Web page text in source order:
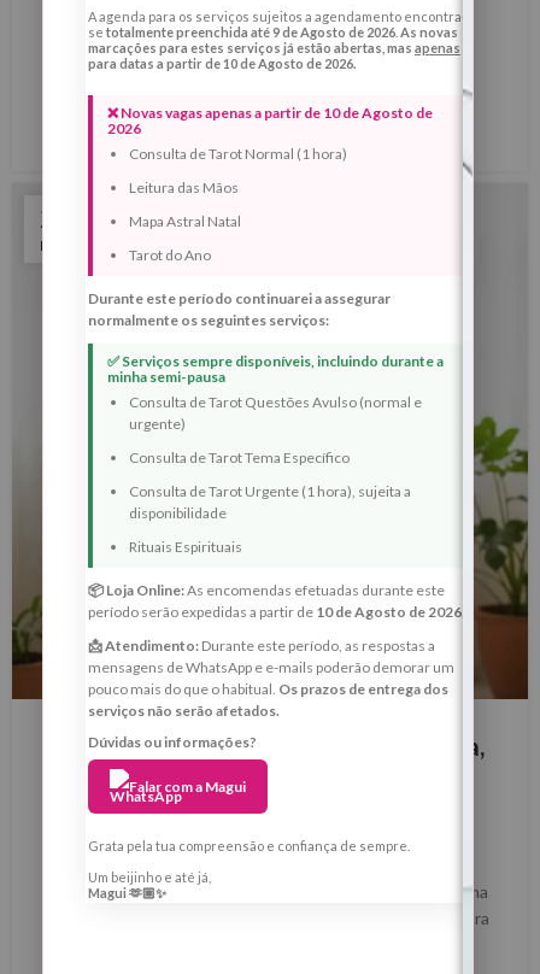
Margarida Fernandes 0
Ritual da Lua Cheia em Caranguejo – Cura, Proteção e
23
NOV
BLOG
Ritual da Lua Aquário–Peixes – Liberta,
Cura e Transforma (27 de Novembro
2025)
Margarida Fernandes 0
Ritual da Lua Aquário–Peixes – Liberta, Cura e Transforma
(27 de Novembro 2025) A transição da Lua de Aquário para
A agenda para os serviços sujeitos a agendamento encontra-
se totalmente preenchida até 9 de Agosto de 2026. As novas
marcações para estes serviços já estão abertas, mas apenas
para datas a partir de 10 de Agosto de 2026.
❌ Novas vagas apenas a partir de 10 de Agosto de
2026
Consulta de Tarot Normal (1 hora)
Leitura das Mãos
Mapa Astral Natal
Tarot do Ano
Durante este período continuarei a assegurar
normalmente os seguintes serviços:
✅ Serviços sempre disponíveis, incluindo durante a
minha semi-pausa
Consulta de Tarot Questões Avulso (normal e
urgente)
Consulta de Tarot Tema Específico
Consulta de Tarot Urgente (1 hora), sujeita a
disponibilidade
Rituais Espirituais
📦 Loja Online:As encomendas efetuadas durante este
período serão expedidas a partir de 10 de Agosto de 2026.
📩 Atendimento:Durante este período, as respostas a
mensagens de WhatsApp e e-mails poderão demorar um
pouco mais do que o habitual. Os prazos de entrega dos
serviços não serão afetados.
Dúvidas ou informações?
Falar com a Magui
Grata pela tua compreensão e confiança de sempre.
Um beijinho e até já,
Magui 🫶🏼✨